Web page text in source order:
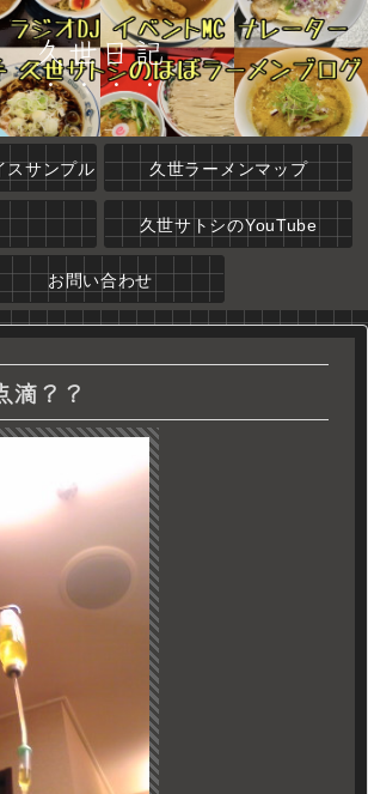
久世日記
スサンプル 久世ラーメンマップ
久世サトシのYouTube
お問い合わせ
滴？？